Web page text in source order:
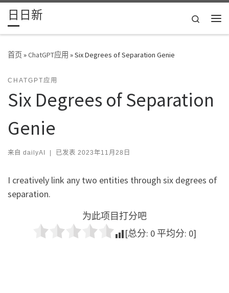
Skip to content
日日新
Search
首页»ChatGPT应用 »Six Degrees of Separation Genie
CHATGPT应用
Six Degrees of Separation
Genie
来自 dailyAI | 已发表 2023年11月28日
I creatively link any two entities through six degrees of
separation.
为此项目打分吧
[总分: 0 平均分: 0]